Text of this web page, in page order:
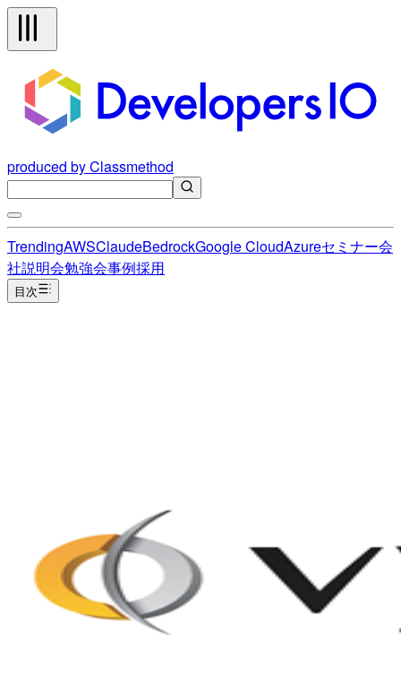
produced by Classmethod
TrendingAWSClaudeBedrockGoogle CloudAzureセミナー会
社説明会勉強会事例採用
目次